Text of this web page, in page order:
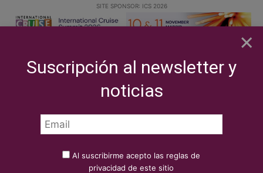
SITE SPONSOR: ICS 2026
BREAKING NEWS
Fundación Unicaja, socio estratégico de
Redacción Cruises News
de Alma Cruceros
×
Suscripción al newsletter y
noticias
Al suscribirme acepto las reglas de
privacidad de este sitio